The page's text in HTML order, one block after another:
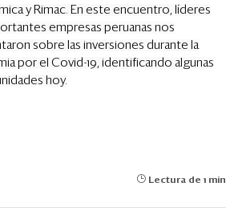
y Rimac. En este encuentro, líderes
empresas peruanas nos
sobre las inversiones durante la
por el Covid-19, identificando algunas
hoy.
Lectura de 1 min